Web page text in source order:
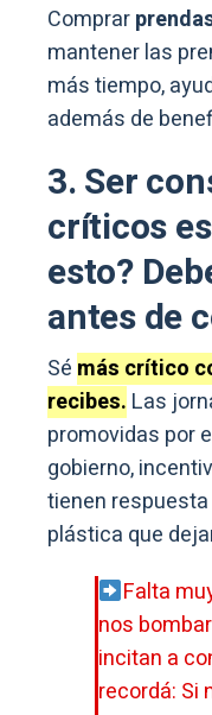
Comprar
mantener las
más tiempo,
además de
3. Ser
críticos
esto?
antes de
Sé más crítico
recibes. Las
promovidas por
gobierno,
tienen
plástica que
Falta
nos
incitan a
recordá: Si